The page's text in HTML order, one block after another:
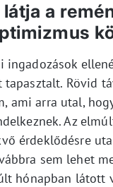
a
ingadozások
Rövid
ami arra utal,
Az
érdeklődésre
sem lehet
hónapban látott